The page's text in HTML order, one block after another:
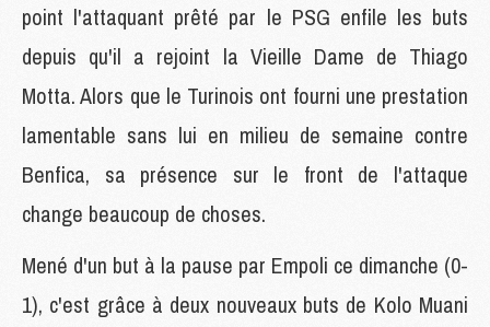
point l'attaquant prêté par le PSG enfile les buts
depuis qu'il a rejoint la Vieille Dame de Thiago
Motta. Alors que le Turinois ont fourni une prestation
lamentable sans lui en milieu de semaine contre
Benfica, sa présence sur le front de l'attaque
change beaucoup de choses.
Mené d'un but à la pause par Empoli ce dimanche (0-
1), c'est grâce à deux nouveaux buts de Kolo Muani